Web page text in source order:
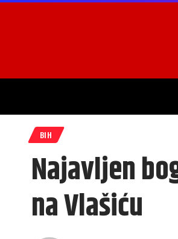
BIH
Najavljen
na Vlašiću